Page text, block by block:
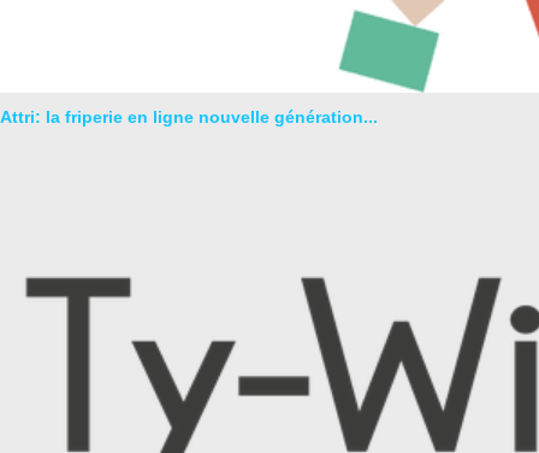
Attri: la friperie en ligne nouvelle génération...